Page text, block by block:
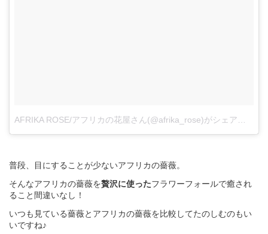
AFRIKA ROSE/アフリカの花屋さん(@afrika_rose)がシェアした投稿
普段、目にすることが少ないアフリカの薔薇。
そんなアフリカの薔薇を贅沢に使ったフラワーフォールで癒され
ること間違いなし！
いつも見ている薔薇とアフリカの薔薇を比較してたのしむのもい
いですね♪